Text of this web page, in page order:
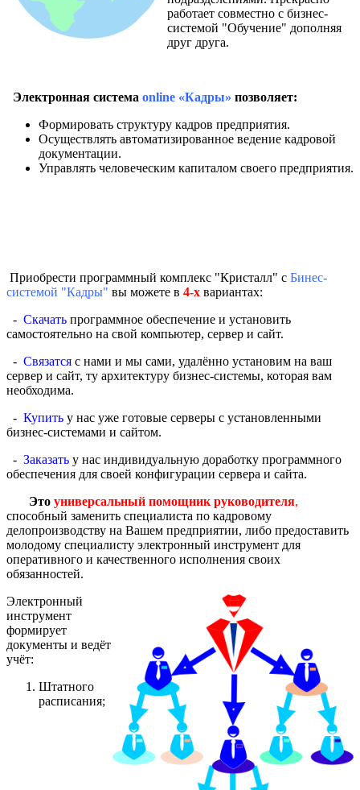
работает совместно с бизнес-
системой "Обучение" дополняя
друг друга.
Электронная система online «Кадры» позволяет:
Формировать структуру кадров предприятия.
Осуществлять автоматизированное ведение кадровой
документации.
Управлять человеческим капиталом своего предприятия.
Приобрести программный комплекс "Кристалл" с Бинес-
системой "Кадры" вы можете в 4-х вариантах:
- Скачать программное обеспечение и установить
самостоятельно на свой компьютер, сервер и сайт.
- Связатся с нами и мы сами, удалённо установим на ваш
сервер и сайт, ту архитектуру бизнес-системы, которая вам
необходима.
- Купить у нас уже готовые серверы с установленными
бизнес-системами и сайтом.
- Заказать у нас индивидуальную доработку программного
обеспечения для своей конфигурации сервера и сайта.
Это универсальный помощник руководителя,
способный заменить специалиста по кадровому
делопроизводству на Вашем предприятии, либо предоставить
молодому специалисту электронный инструмент для
оперативного и качественного исполнения своих
обязанностей.
Электронный
инструмент
формирует
документы и ведёт
учёт:
Штатного
расписания;